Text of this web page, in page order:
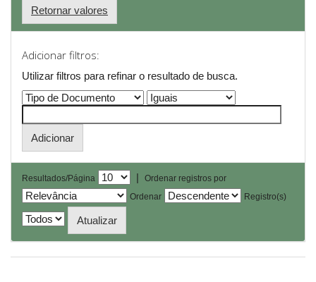
Retornar valores
Adicionar filtros:
Utilizar filtros para refinar o resultado de busca.
Resultados/Página |
Ordenar registros por
Ordenar
Registro(s)